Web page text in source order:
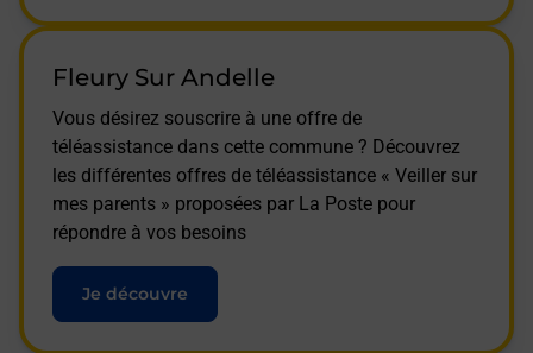
Fleury Sur Andelle
Vous désirez souscrire à une offre de
téléassistance dans cette commune ? Découvrez
les différentes offres de téléassistance « Veiller sur
mes parents » proposées par La Poste pour
répondre à vos besoins
Je découvre